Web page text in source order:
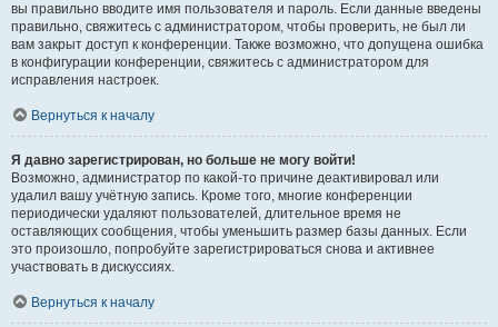
вы правильно вводите имя пользователя и пароль. Если данные введены
правильно, свяжитесь с администратором, чтобы проверить, не был ли
вам закрыт доступ к конференции. Также возможно, что допущена ошибка
в конфигурации конференции, свяжитесь с администратором для
исправления настроек.
Вернуться к началу
Я давно зарегистрирован, но больше не могу войти!
Возможно, администратор по какой-то причине деактивировал или
удалил вашу учётную запись. Кроме того, многие конференции
периодически удаляют пользователей, длительное время не
оставляющих сообщения, чтобы уменьшить размер базы данных. Если
это произошло, попробуйте зарегистрироваться снова и активнее
участвовать в дискуссиях.
Вернуться к началу